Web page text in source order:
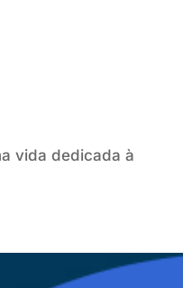
vida dedicada à